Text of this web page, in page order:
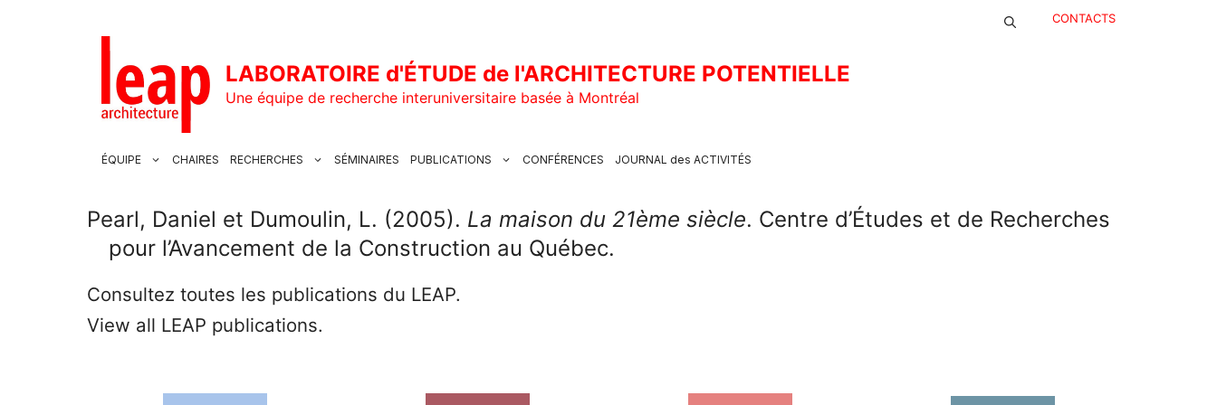
CONTACTS
LABORATOIRE d'ÉTUDE de l'ARCHITECTURE POTENTIELLE
Une équipe de recherche interuniversitaire basée à Montréal
ÉQUIPE CHAIRES RECHERCHES SÉMINAIRES PUBLICATIONS CONFÉRENCES JOURNAL des ACTIVITÉS
Pearl, Daniel et Dumoulin, L. (2005). La maison du 21ème siècle. Centre d’Études et de Recherches
pour l’Avancement de la Construction au Québec.
Consultez toutes les publications du LEAP.
View all LEAP publications.